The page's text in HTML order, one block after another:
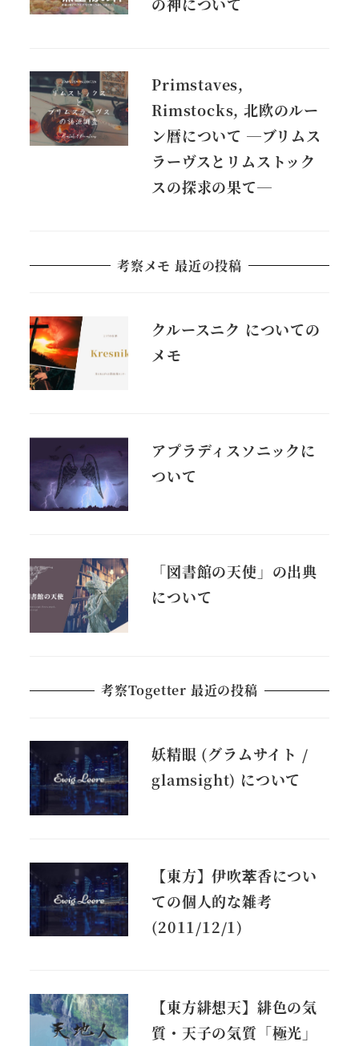
の神について
Primstaves,
Rimstocks, 北欧のルー
ン暦について ―ブリムス
ラーヴスとリムストック
スの探求の果て―
考察メモ 最近の投稿
クルースニク についての
メモ
アプラディスソニックに
ついて
「図書館の天使」の出典
について
考察Togetter 最近の投稿
妖精眼 (グラムサイト /
glamsight) について
【東方】伊吹萃香につい
ての個人的な雑考
(2011/12/1)
【東方緋想天】緋色の気
質・天子の気質「極光」